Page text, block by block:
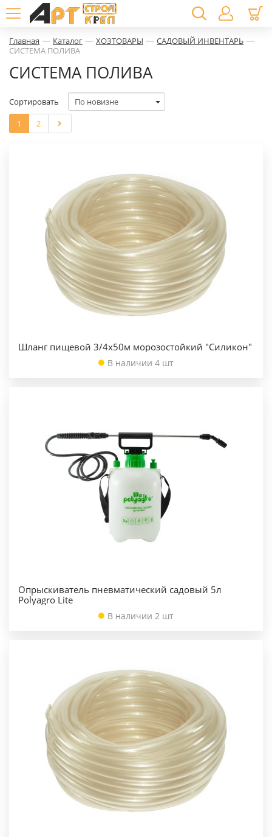
Главная — Каталог — ХОЗТОВАРЫ — САДОВЫЙ ИНВЕНТАРЬ —
СИСТЕМА ПОЛИВА
СИСТЕМА ПОЛИВА
1 2
Сортировать
Шланг пищевой 3/4х50м морозостойкий "Силикон"
В наличии 4 шт
Опрыскиватель пневматический садовый 5л
Polyagro Lite
В наличии 2 шт